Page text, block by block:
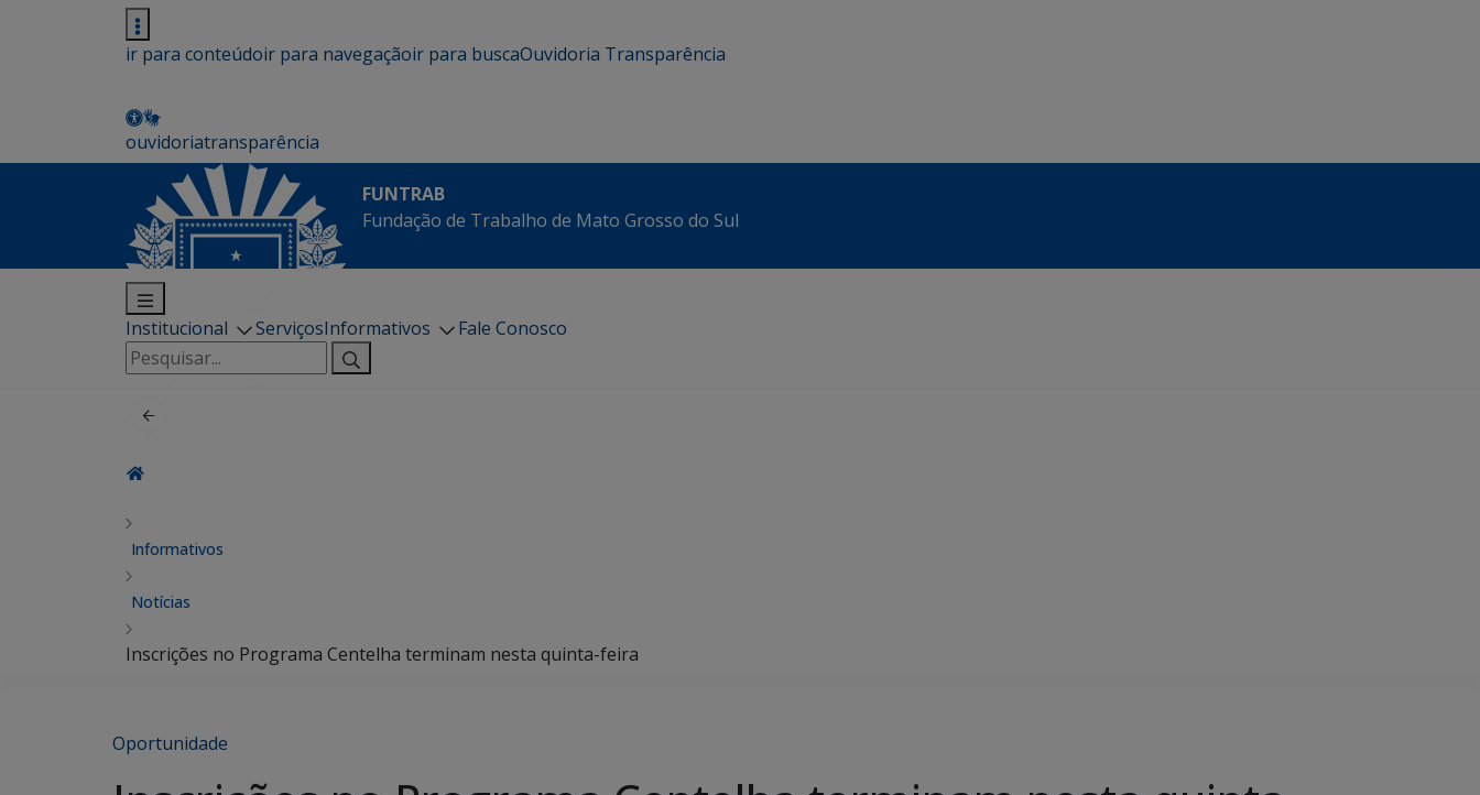
ir para conteúdoir para navegaçãoir para buscaOuvidoria Transparência
ouvidoriatransparência
FUNTRAB
Fundação de Trabalho de Mato Grosso do Sul
Institucional ServiçosInformativos
Fale Conosco
Pesquisar
por:
Informativos
Notícias
Inscrições no Programa Centelha terminam nesta quinta-feira
Oportunidade